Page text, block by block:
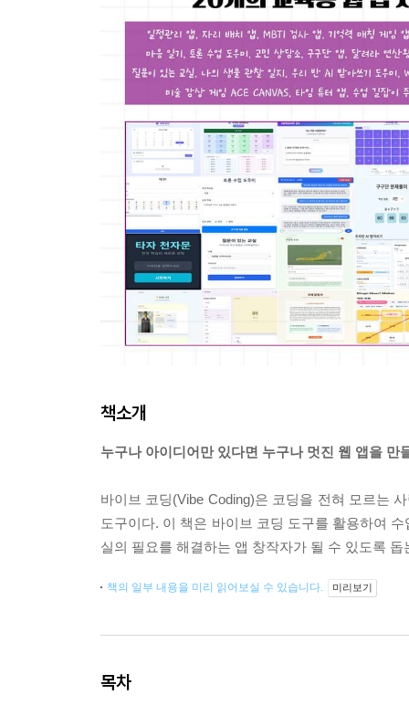
책소개
누구나 아이디어만 있다면 누구나 멋진 웹 앱을 만
바이브 코딩(Vibe Coding)은 코딩을 전혀 모르는
도구이다. 이 책은 바이브 코딩 도구를 활용하여
실의 필요를 해결하는 앱 창작자가 될 수 있도록 돕
책의 일부 내용을 미리 읽어보실 수 있습니다. 미리보기
목차